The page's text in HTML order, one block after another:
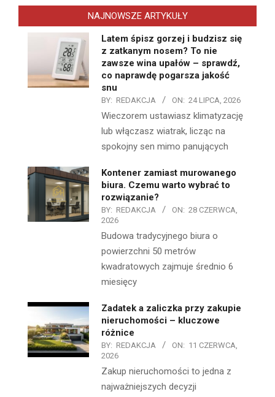
NAJNOWSZE ARTYKUŁY
Latem śpisz gorzej i budzisz się
z zatkanym nosem? To nie
zawsze wina upałów – sprawdź,
co naprawdę pogarsza jakość
snu
BY: REDAKCJA ON: 24 LIPCA, 2026
Wieczorem ustawiasz klimatyzację
lub włączasz wiatrak, licząc na
spokojny sen mimo panujących
Kontener zamiast murowanego
biura. Czemu warto wybrać to
rozwiązanie?
BY: REDAKCJA ON: 28 CZERWCA,
2026
Budowa tradycyjnego biura o
powierzchni 50 metrów
kwadratowych zajmuje średnio 6
miesięcy
Zadatek a zaliczka przy zakupie
nieruchomości – kluczowe
różnice
BY: REDAKCJA ON: 11 CZERWCA,
2026
Zakup nieruchomości to jedna z
najważniejszych decyzji